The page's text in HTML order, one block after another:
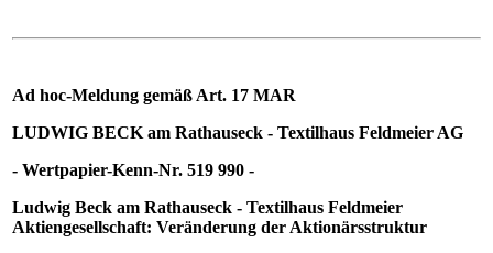
Ad hoc-Meldung gemäß Art. 17 MAR
LUDWIG BECK am Rathauseck - Textilhaus Feldmeier AG
- Wertpapier-Kenn-Nr. 519 990 -
Ludwig Beck am Rathauseck - Textilhaus Feldmeier
Aktiengesellschaft: Veränderung der Aktionärsstruktur